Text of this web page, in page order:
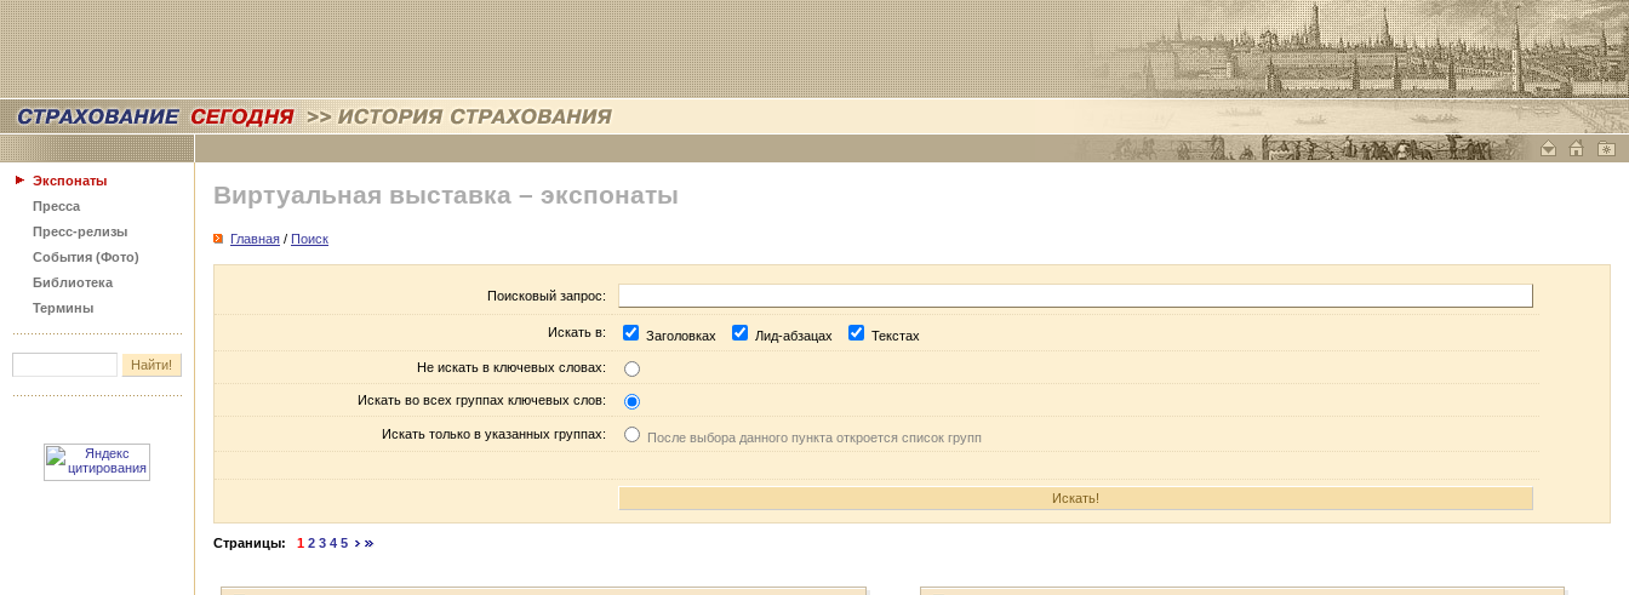
Экспонаты
Пресса
Пресс-релизы
События (Фото)
Библиотека
Термины
Виртуальная выставка – экспонаты
Главная / Поиск
Поисковый запрос:
Искать в: Заголовках Лид-абзацах Текстах
Не искать в ключевых словах:
Искать во всех группах ключевых слов:
Искать только в указанных группах: После выбора данного пункта откроется список групп
Страницы: 1 2 3 4 5